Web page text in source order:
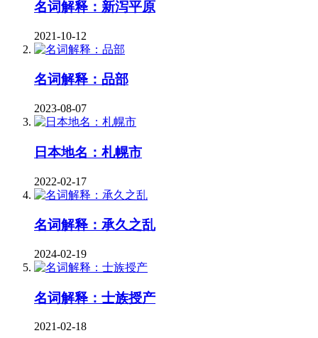
名词解释：新泻平原
2021-10-12
名词解释：品部
2023-08-07
日本地名：札幌市
2022-02-17
名词解释：承久之乱
2024-02-19
名词解释：士族授产
2021-02-18